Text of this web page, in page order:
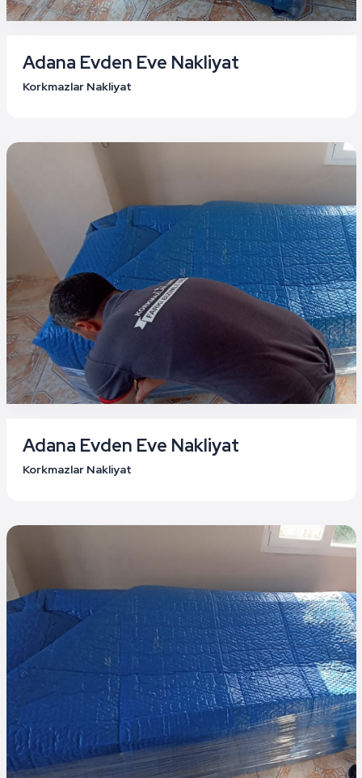
Adana Evden Eve Nakliyat
Korkmazlar Nakliyat
Adana Evden Eve Nakliyat
Korkmazlar Nakliyat